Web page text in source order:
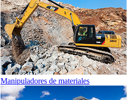
Manipuladores de materiales